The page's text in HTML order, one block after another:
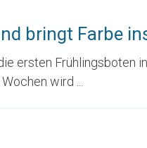
bringt Farbe
ersten Frühlingsboten
wird ...